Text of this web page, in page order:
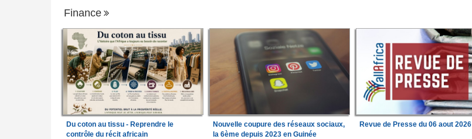
Finance
Du coton au tissu - Reprendre le
contrôle du récit africain
Nouvelle coupure des réseaux sociaux,
la 6ème depuis 2023 en Guinée
Revue de Presse du 06 aout 2026